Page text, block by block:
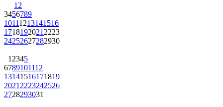
1 2
3456789
10111213141516
1718192021 2223
24252627282930
1 2345
6789101112
13141516171819
2021 2223242526
2728293031